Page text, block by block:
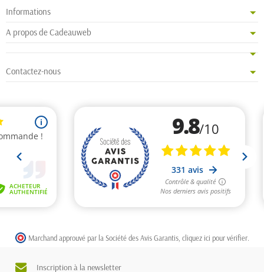
Informations
A propos de Cadeauweb
Contactez-nous
Marchand approuvé par la Société des Avis Garantis, cliquez ici pour vérifier
Inscription à la newsletter